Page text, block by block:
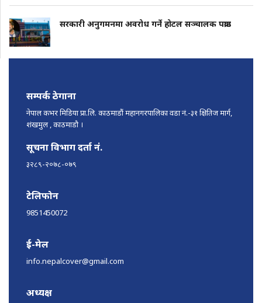
सरकारी अनुगमनमा अवरोध गर्ने होटल सञ्चालक पक्राउ
सम्पर्क ठेगाना
नेपाल कभर मिडिया प्रा.लि. काठमाडौं महानगरपालिका वडा नं.-३१ क्षितिज मार्ग,
शंखमुल , काठमाडौ ।
सूचना विभाग दर्ता नं.
३२८९-२०७८-०७९
टेलिफोन
9851450072
ई-मेल
info.nepalcover@gmail.com
अध्यक्ष